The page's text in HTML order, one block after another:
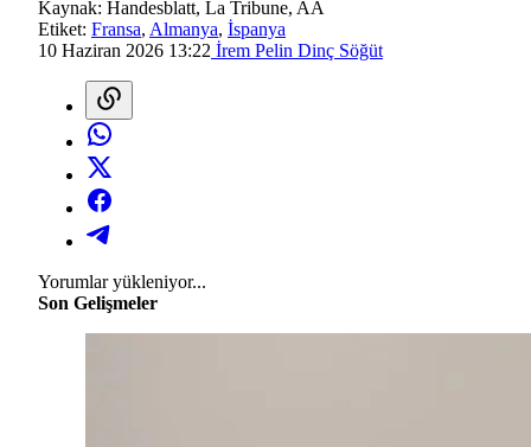
Kaynak: Handesblatt, La Tribune, AA
Etiket: Fransa, Almanya, İspanya
10 Haziran 2026 13:22 İrem Pelin Dinç Söğüt
Yorumlar yükleniyor...
Son Gelişmeler